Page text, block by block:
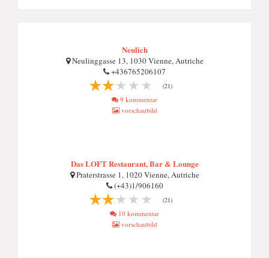
Neulich
Neulinggasse 13, 1030 Vienne, Autriche
+436765206107
(21)
9 kommentar
vorschaubild
Das LOFT Restaurant, Bar & Lounge
Praterstrasse 1, 1020 Vienne, Autriche
(+43)1/906160
(21)
10 kommentar
vorschaubild